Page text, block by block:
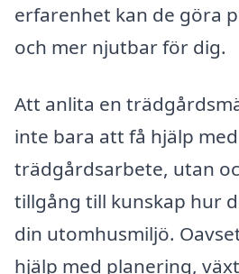
erfarenhet kan de göra
och mer njutbar för dig.
Att anlita en
inte bara att få hjälp med
trädgårdsarbete, utan
tillgång till kunskap hur
din utomhusmiljö.
hjälp med planering,